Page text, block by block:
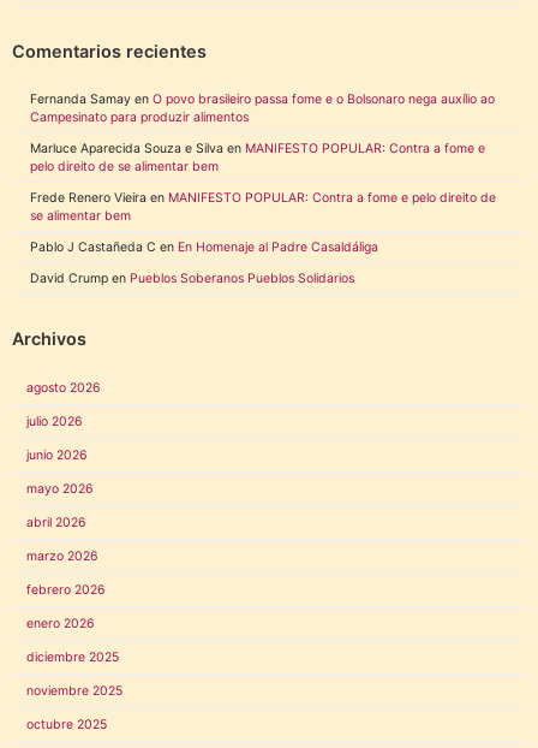
Comentarios recientes
Fernanda Samay en O povo brasileiro passa fome e o Bolsonaro nega auxílio ao
Campesinato para produzir alimentos
Marluce Aparecida Souza e Silva en MANIFESTO POPULAR: Contra a fome e
pelo direito de se alimentar bem
Frede Renero Vieira en MANIFESTO POPULAR: Contra a fome e pelo direito de
se alimentar bem
Pablo J Castañeda C en En Homenaje al Padre Casaldáliga
David Crump en Pueblos Soberanos Pueblos Solidarios
Archivos
agosto 2026
julio 2026
junio 2026
mayo 2026
abril 2026
marzo 2026
febrero 2026
enero 2026
diciembre 2025
noviembre 2025
octubre 2025